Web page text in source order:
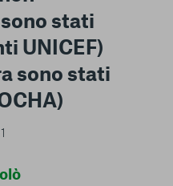
stati
UNICEF)
sono stati